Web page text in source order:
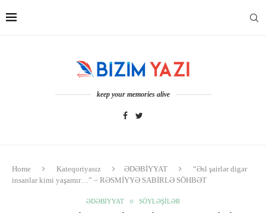
keep your memories alive
Home Kateqoriyasız ƏDƏBİYYAT
“Əsl şairlər digər
insanlar kimi yaşamır…” – RƏSMİYYƏ SABİRLƏ SÖHBƏT
ƏDƏBİYYAT SÖYLƏŞİLƏR